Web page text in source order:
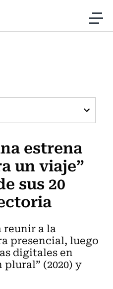
al contenido
Usach
estrena
un viaje”
sus 20
reunir a la
presencial, luego
digitales en
plural” (2020) y